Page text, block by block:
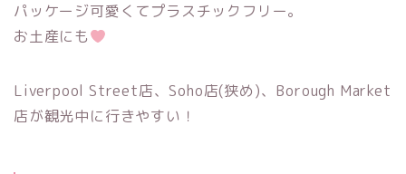
パッケージ可愛くてプラスチックフリー。
お土産にも
Liverpool Street店、Soho店(狭め)、Borough Market
店が観光中に行きやすい！